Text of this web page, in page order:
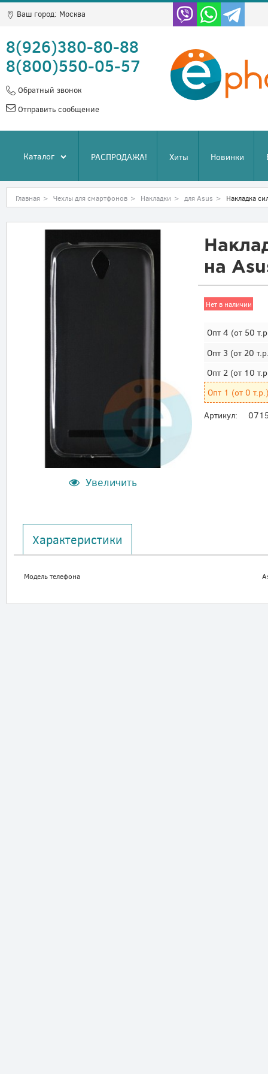
Ваш город: Москва
8(926)380-80-88
8(800)550-05-57
Обратный звонок
Отправить сообщение
Каталог РАСПРОДАЖА! Хиты Новинки
Главная > Чехлы для смартфонов > Накладки > для Asus > Накладка
Увеличить
на
Нет в наличии
Опт 4 (от 50
Опт 3 (от 20
Опт 2(от 10
Опт 1 (от 0 т.р.)
Артикул:
Характеристики
Модель телефона